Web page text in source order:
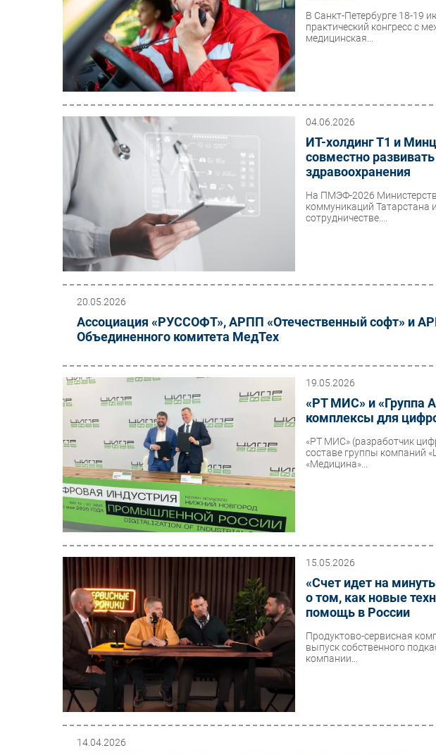
В Санкт-Петербурге 18-19
практический конгресс с
медицинская...
04.06.2026
ИТ-холдинг Т1 и
совместно
здравоохранения
На ПМЭФ-2026
коммуникаций Татарстана
сотрудничестве....
20.05.2026
Ассоциация «РУССОФТ», АРПП «Отечественный софт» и
Объединенного комитета МедТех
19.05.2026
«РТ МИС» и «Группа
комплексы для
«РТ МИС» (разработчик
составе группы компаний
«Медицина»...
15.05.2026
«Счет идет на
о том, как новые
помощь в России
Продуктово-сервисная
выпуск собственного
компании...
14.04.2026